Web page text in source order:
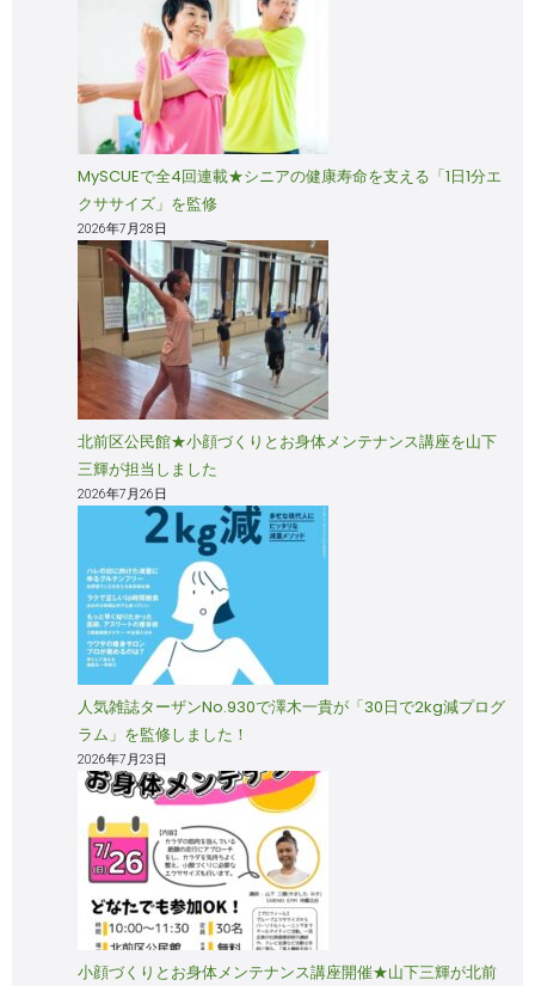
MySCUEで全4回連載★シニアの健康寿命を支える「1日1分エ
クササイズ」を監修
2026年7月28日
北前区公民館★小顔づくりとお身体メンテナンス講座を山下
三輝が担当しました
2026年7月26日
人気雑誌ターザンNo.930で澤木一貴が「30日で2kg減プログ
ラム」を監修しました！
2026年7月23日
小顔づくりとお身体メンテナンス講座開催★山下三輝が北前